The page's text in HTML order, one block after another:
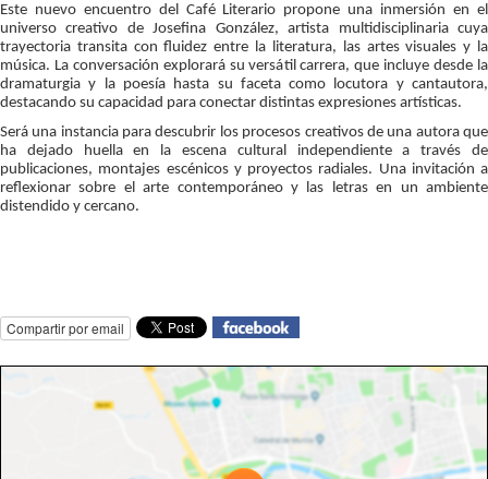
Este nuevo encuentro del Café Literario propone una inmersión en el
universo creativo de Josefina González, artista multidisciplinaria cuya
trayectoria transita con fluidez entre la literatura, las artes visuales y la
música. La conversación explorará su versátil carrera, que incluye desde la
dramaturgia y la poesía hasta su faceta como locutora y cantautora,
destacando su capacidad para conectar distintas expresiones artísticas.
Será una instancia para descubrir los procesos creativos de una autora que
ha dejado huella en la escena cultural independiente a través de
publicaciones, montajes escénicos y proyectos radiales. Una invitación a
reflexionar sobre el arte contemporáneo y las letras en un ambiente
distendido y cercano.
Compartir por email